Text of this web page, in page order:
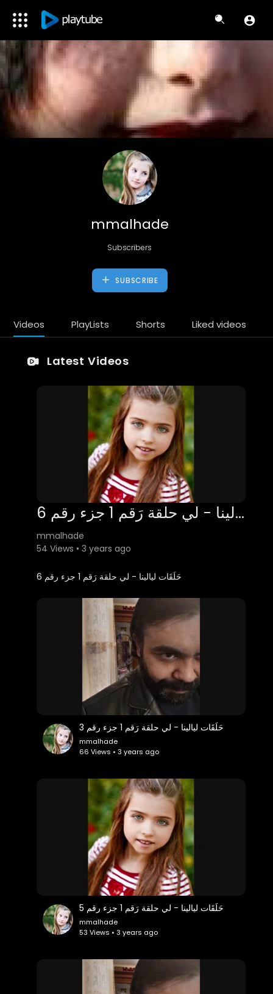
mmalhade
Subscribers
SUBSCRIBE
Videos PlayLists Shorts Liked videos
Latest Videos
حَلَقَات ليالينا - لي حلقة رَقم 1 جزء رقم 6
mmalhade
54 Views • 3 years ago
⁣حَلَقَات ليالينا - لي حلقة رَقم 1 جزء رقم 6
حَلَقَات ليالينا - لي حلقة رَقم 1 جزء رقم 3
mmalhade
66 Views • 3 years ago
حَلَقَات ليالينا - لي حلقة رَقم 1 جزء رقم 5
mmalhade
53 Views • 3 years ago